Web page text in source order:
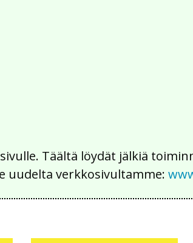
Täältä löydät jälkiä
uudelta verkkosivultamme: